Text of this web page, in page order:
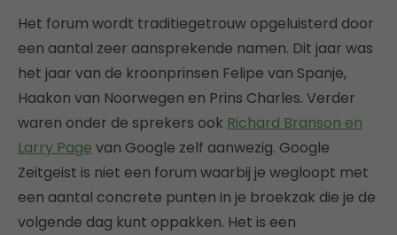
Het forum wordt traditiegetrouw opgeluisterd door
een aantal zeer aansprekende namen. Dit jaar was
het jaar van de kroonprinsen Felipe van Spanje,
Haakon van Noorwegen en Prins Charles. Verder
waren onder de sprekers ook Richard Branson en
Larry Page van Google zelf aanwezig. Google
Zeitgeist is niet een forum waarbij je wegloopt met
een aantal concrete punten in je broekzak die je de
volgende dag kunt oppakken. Het is een